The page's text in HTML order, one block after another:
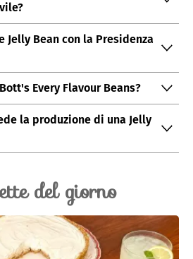
ai soldati come coccola e
a lungo senza deperire.
Jelly Bean con la Presidenza
come gadget durante
del 1981, facendo
Every Flavour Beans?
di Harry Potter con gusti di
e discutibili.
la produzione di una Jelly
del giorno